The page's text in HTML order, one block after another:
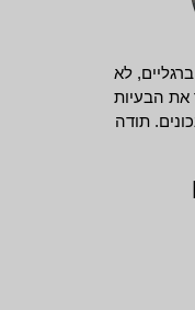
לא
את הבעיות
תודה